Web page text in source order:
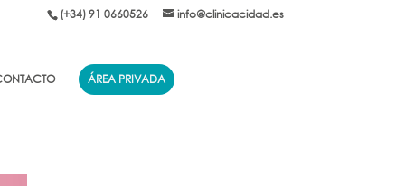
(+34) 91 0660526 info@clinicacidad.es
ÁREA PRIVADA